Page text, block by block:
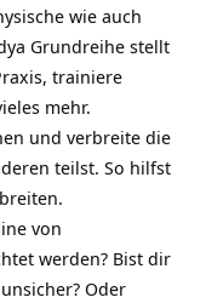
wie auch
Grundreihe stellt
trainiere
mehr.
und verbreite die
teilst. So hilfst
von
werden? Bist dir
Oder